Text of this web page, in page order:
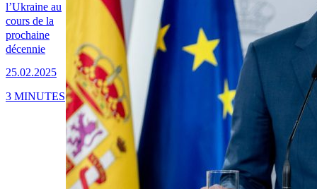
l’Ukraine au
cours de la
prochaine
décennie
25.02.2025
3 MINUTES